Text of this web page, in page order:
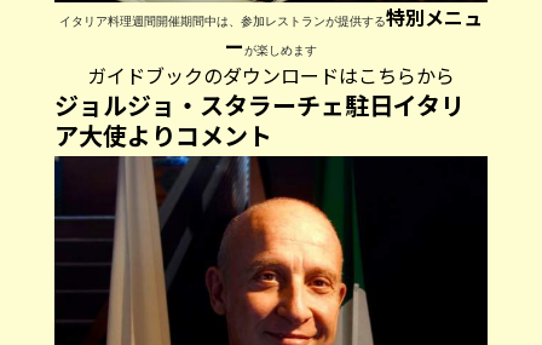
イタリア料理週間開催期間中は、参加レストランが提供する特別メニュ
ーが楽しめます
ガイドブックのダウンロードはこちらから
ジョルジョ・スタラーチェ駐日イタリ
ア大使よりコメント